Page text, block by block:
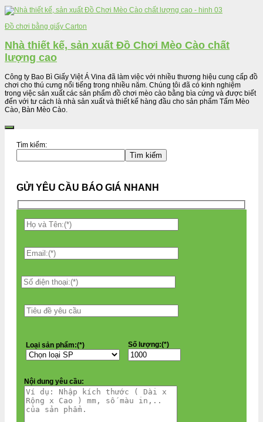
Đồ chơi bằng giấy Carton
Nhà thiết kế, sản xuất Đồ Chơi Mèo Cào chất
lượng cao
Công ty Bao Bì Giấy Việt Á Vina đã làm việc với nhiều thương hiệu cung cấp đồ
chơi cho thú cưng nổi tiếng trong nhiều năm. Chúng tôi đã có kinh nghiệm
trong việc sản xuất các sản phẩm đồ chơi mèo cào bằng bìa cứng và được biết
đến với tư cách là nhà sản xuất và thiết kế hàng đầu cho sản phẩm Tấm Mèo
Cào, Bàn Mèo Cào.
Tìm kiếm:
Tìm kiếm
GỬI YÊU CẦU BÁO GIÁ NHANH
Loại sản phẩm:(*) Số lượng:(*)
Nội dung yêu cầu: